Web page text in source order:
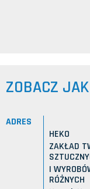
ZOBACZ
ADRES
HEKO
ZAKŁAD
I
RÓŻNYCH